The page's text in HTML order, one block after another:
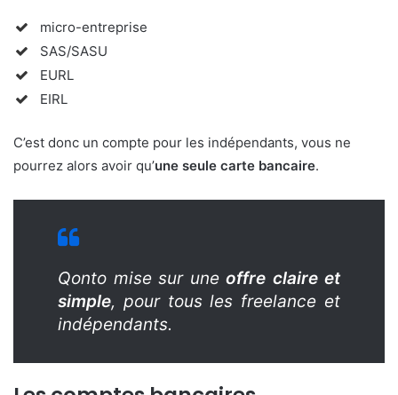
micro-entreprise
SAS/SASU
EURL
EIRL
C’est donc un compte pour les indépendants, vous ne
pourrez alors avoir qu’une seule carte bancaire.
Qonto mise sur une offre claire et
simple, pour tous les freelance et
indépendants.